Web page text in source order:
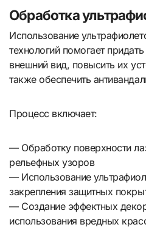
Обработка
Использование
технологий помогает
внешний вид, повысить их
также обеспечить
Процесс включает:
— Обработку поверхности
рельефных узоров
— Использование
закрепления защитных
— Создание эффектных
использования вредных